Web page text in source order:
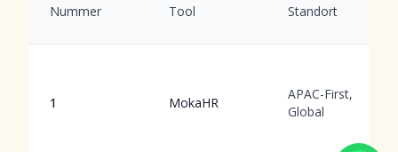
Nummer Tool Standort
1 MokaHR
APAC-First,
Global